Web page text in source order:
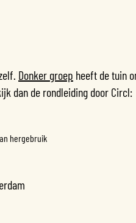
Donker groep heeft de tuin
dan de rondleiding door Circl:
hergebruik